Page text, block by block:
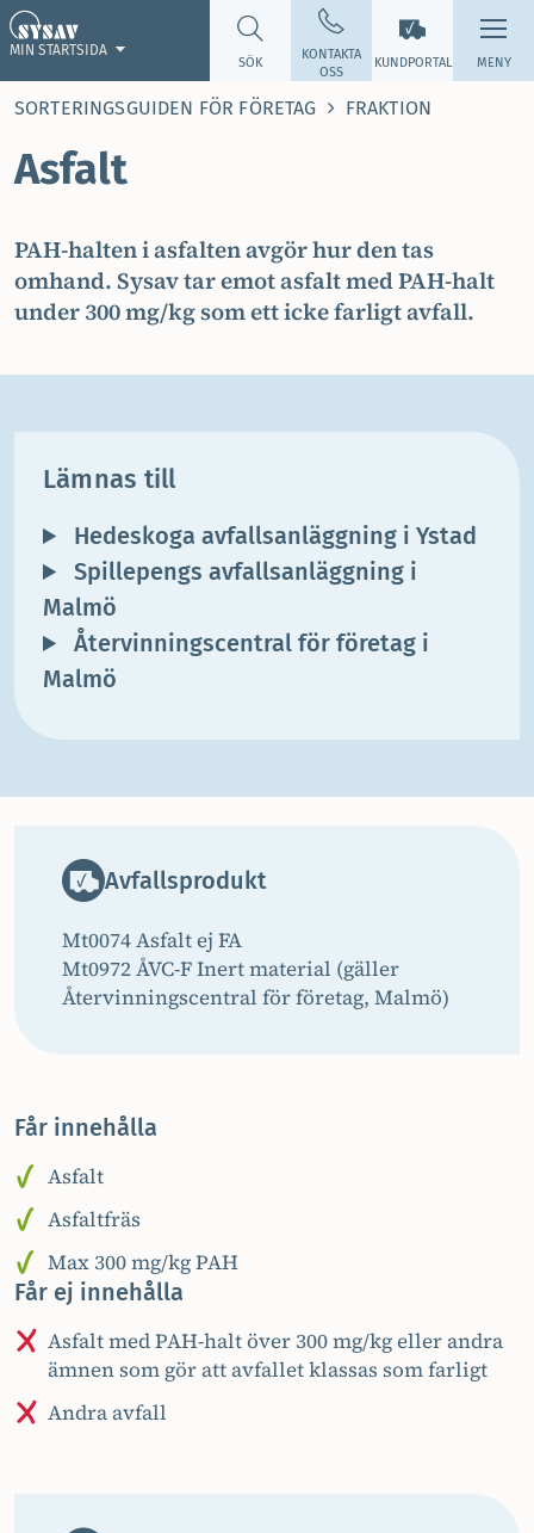
KUNDPORTAL
SÖK
KONTAKTA
OSS
MENY
MIN STARTSIDA
SORTERINGSGUIDEN FÖR FÖRETAG FRAKTION
Asfalt
PAH-halten i asfalten avgör hur den tas
omhand. Sysav tar emot asfalt med PAH-halt
under 300 mg/kg som ett icke farligt avfall.
Lämnas till
Hedeskoga avfallsanläggning i Ystad
Spillepengs avfallsanläggning i
Malmö
Återvinningscentral för företag i
Malmö
Avfallsprodukt
Mt0074 Asfalt ej FA
Mt0972 ÅVC-F Inert material (gäller
Återvinningscentral för företag, Malmö)
Får innehålla
Asfalt
Asfaltfräs
Max 300 mg/kg PAH
Får ej innehålla
Asfalt med PAH-halt över 300 mg/kg eller andra
ämnen som gör att avfallet klassas som farligt
Andra avfall